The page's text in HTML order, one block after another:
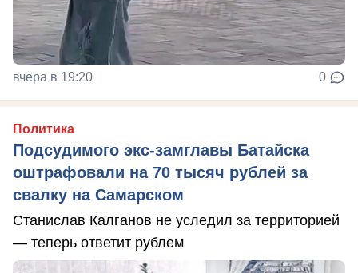
вчера в 19:20 0
Политика
Подсудимого экс-замглавы Батайска
оштрафовали на 70 тысяч рублей за
свалку на Самарском
Станислав Калганов не уследил за территорией
— теперь ответит рублем